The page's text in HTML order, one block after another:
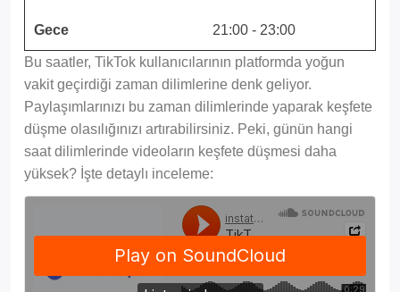
Gece 21:00 - 23:00
Bu saatler, TikTok kullanıcılarının platformda yoğun
vakit geçirdiği zaman dilimlerine denk geliyor.
Paylaşımlarınızı bu zaman dilimlerinde yaparak keşfete
düşme olasılığınızı artırabilirsiniz. Peki, günün hangi
saat dilimlerinde videoların keşfete düşmesi daha
yüksek? İşte detaylı inceleme: